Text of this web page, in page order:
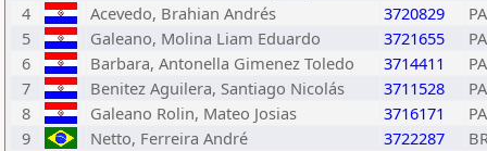
4
Acevedo, Brahian Andrés 3720829
5
Galeano, Molina Liam Eduardo 3721655
6
Barbara, Antonella Gimenez Toledo 3714411
7
Benitez Aguilera, Santiago Nicolás 3711528
8
Galeano Rolin, Mateo Josias 3716171
9
Netto, Ferreira André 3722287